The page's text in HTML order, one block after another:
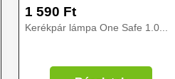
1 590 Ft
Kerékpár lámpa One Safe 1.0...